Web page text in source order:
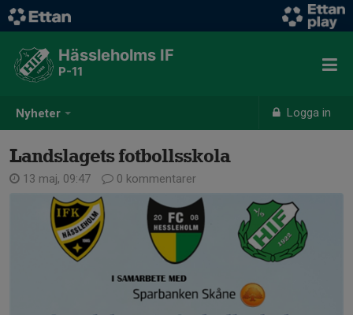
Nyheter Logga in
Hässleholms IF
P-11
Landslagets fotbollsskola
13 maj, 09:47 0 kommentarer